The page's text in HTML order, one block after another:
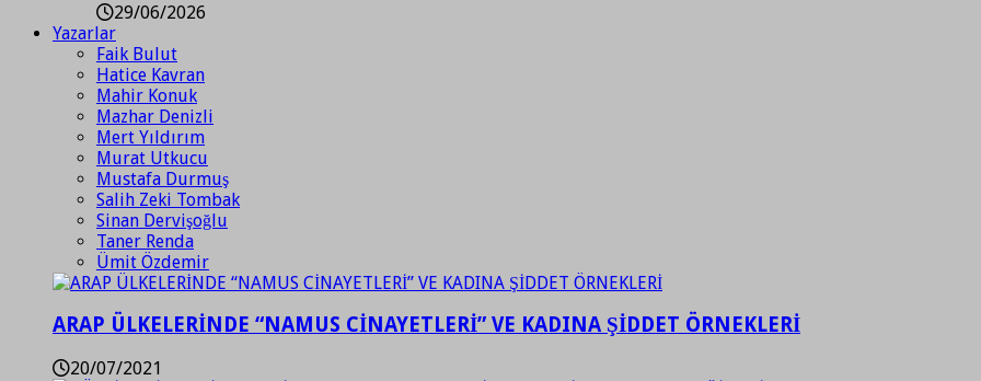
29/06/2026
Yazarlar
Faik Bulut
Hatice Kavran
Mahir Konuk
Mazhar Denizli
Mert Yıldırım
Murat Utkucu
Mustafa Durmuş
Salih Zeki Tombak
Sinan Dervişoğlu
Taner Renda
Ümit Özdemir
ARAP ÜLKELERİNDE “NAMUS CİNAYETLERİ” VE KADINA ŞİDDET ÖRNEKLERİ
20/07/2021